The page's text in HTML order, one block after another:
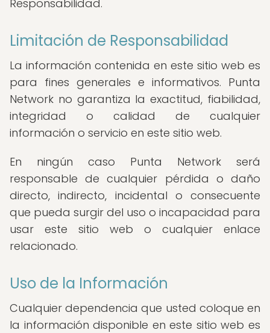
Responsabilidad.
Limitación de Responsabilidad
La información contenida en este sitio web es
para fines generales e informativos. Punta
Network no garantiza la exactitud, fiabilidad,
integridad o calidad de cualquier
información o servicio en este sitio web.
En ningún caso Punta Network será
responsable de cualquier pérdida o daño
directo, indirecto, incidental o consecuente
que pueda surgir del uso o incapacidad para
usar este sitio web o cualquier enlace
relacionado.
Uso de la Información
Cualquier dependencia que usted coloque en
la información disponible en este sitio web es